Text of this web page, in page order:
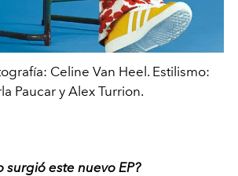
Celine Van Heel. Estilismo:
Paucar y Alex Turrion.
surgió este nuevo EP?